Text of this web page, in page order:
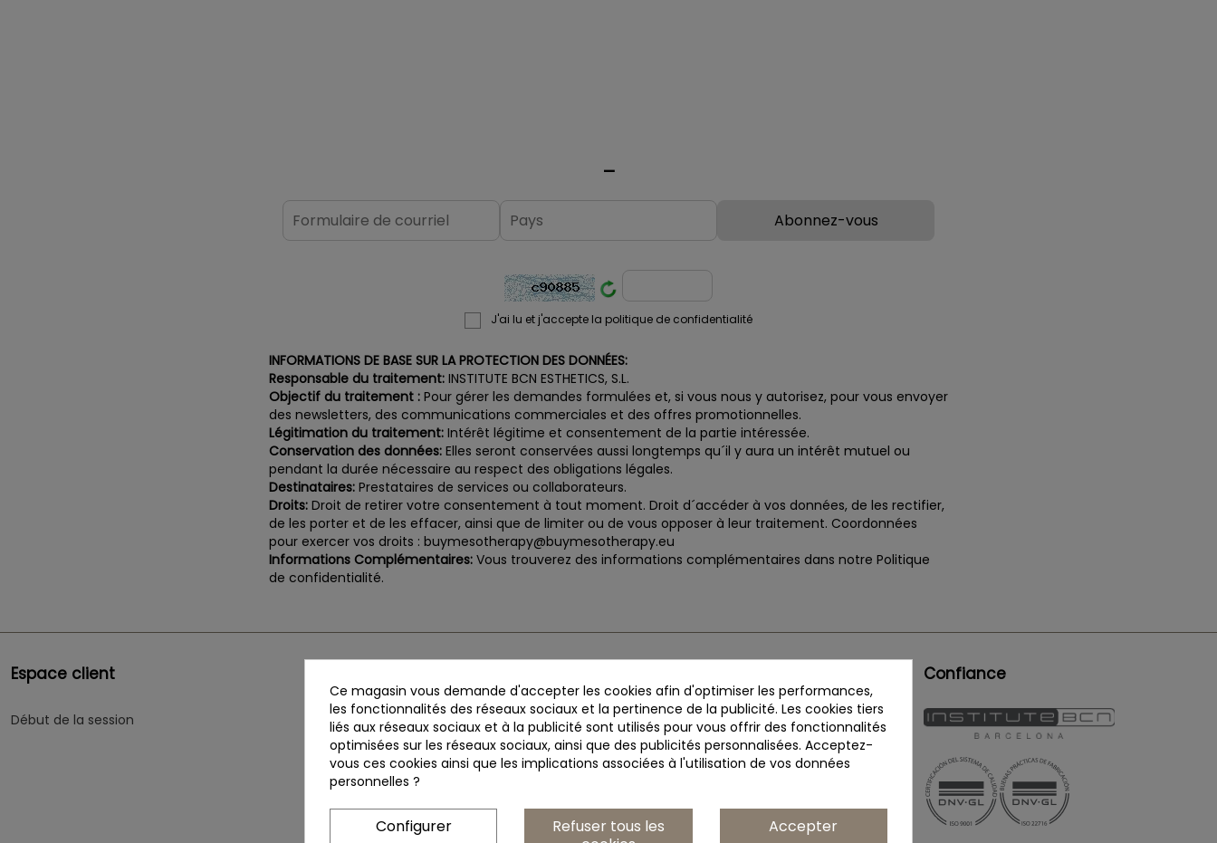
_
J'ai lu et j'accepte la politique de confidentialité
INFORMATIONS DE BASE SUR LA PROTECTION DES DONNÉES:
Responsable du traitement: INSTITUTE BCN ESTHETICS, S.L.
Objectif du traitement : Pour gérer les demandes formulées et, si vous nous y autorisez, pour vous envoyer
des newsletters, des communications commerciales et des offres promotionnelles.
Légitimation du traitement: Intérêt légitime et consentement de la partie intéressée.
Conservation des données: Elles seront conservées aussi longtemps qu´il y aura un intérêt mutuel ou
pendant la durée nécessaire au respect des obligations légales.
Destinataires: Prestataires de services ou collaborateurs.
Droits: Droit de retirer votre consentement à tout moment. Droit d´accéder à vos données, de les rectifier,
de les porter et de les effacer, ainsi que de limiter ou de vous opposer à leur traitement. Coordonnées
pour exercer vos droits : buymesotherapy@buymesotherapy.eu
Informations Complémentaires: Vous trouverez des informations complémentaires dans notre Politique
de confidentialité.
Espace client
Début de la session
Politique de cookies
Politique de confidentialité des réseaux soci
aux
Qui sommes-nous
Instituto BCN Esthétique S.L.
C/Telègraf, 15
buymesotherapy@buymesotherapy.eu
Confiance
Ce magasin vous demande d'accepter les cookies afin d'optimiser les performances,
les fonctionnalités des réseaux sociaux et la pertinence de la publicité. Les cookies tiers
liés aux réseaux sociaux et à la publicité sont utilisés pour vous offrir des fonctionnalités
optimisées sur les réseaux sociaux, ainsi que des publicités personnalisées. Acceptez-
vous ces cookies ainsi que les implications associées à l'utilisation de vos données
personnelles ?
Accepter
Refuser tous les
Configurer